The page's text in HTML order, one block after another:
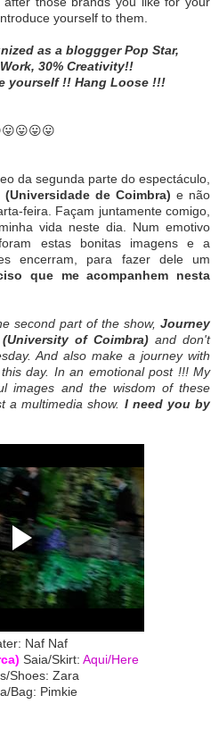
yourself to them.
as a bloggger Pop Star,
30% Creativity!!
yourself !! Hang Loose !!!
da segunda parte do espectáculo,
de Coimbra) e não
feira. Façam juntamente comigo,
vida neste dia. Num emotivo
estas bonitas imagens e a
encerram, para fazer dele um
que me acompanhem nesta
second part of the show, Journey
of Coimbra)and don't
And also make a journey with
day. In an emotional post !!! My
images and the wisdom of these
a multimedia show. I need you by
Naf Naf
Saia/Skirt: Aqui/Here
Shoes: Zara
Bag: Pimkie